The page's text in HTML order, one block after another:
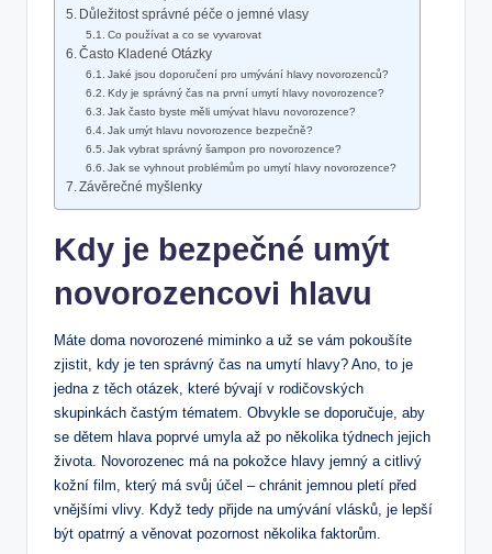
Důležitost správné péče o jemné vlasy
Co používat a co se vyvarovat
Často Kladené Otázky
Jaké jsou doporučení pro umývání hlavy novorozenců?
Kdy je správný čas na první umytí hlavy novorozence?
Jak často byste měli umývat hlavu novorozence?
Jak umýt hlavu novorozence bezpečně?
Jak vybrat správný šampon pro novorozence?
Jak se vyhnout problémům po umytí hlavy novorozence?
Závěrečné myšlenky
Kdy je bezpečné umýt
novorozencovi hlavu
Máte doma novorozené miminko a už se vám pokoušíte
zjistit, kdy je ten správný čas na umytí hlavy? Ano, to je
jedna z těch otázek, které bývají v rodičovských
skupinkách častým tématem. Obvykle se doporučuje, aby
se dětem hlava poprvé umyla až po několika týdnech jejich
života. Novorozenec má na pokožce hlavy jemný a citlivý
kožní film, který má svůj účel – chránit jemnou pletí před
vnějšími vlivy. Když tedy přijde na umývání vlásků, je lepší
být opatrný a věnovat pozornost několika faktorům.